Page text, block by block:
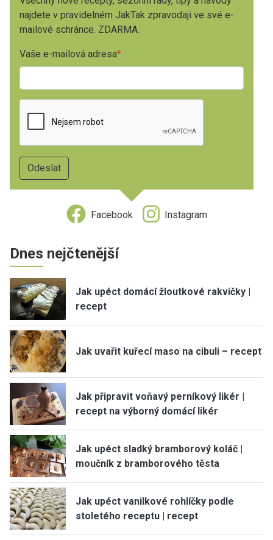
najdete v pravidelném JakTak zpravodaji ve své e-
mailové schránce. ZDARMA.
Vaše e-mailová adresa
Facebook Instagram
Dnes nejčtenější
Jak upéct domácí žloutkové rakvičky |
recept
Jak uvařit kuřecí maso na cibuli – recept
Jak připravit voňavý perníkový likér |
recept na výborný domácí likér
Jak upéct sladký bramborový koláč |
moučník z bramborového těsta
Jak upéct vanilkové rohlíčky podle
stoletého receptu | recept